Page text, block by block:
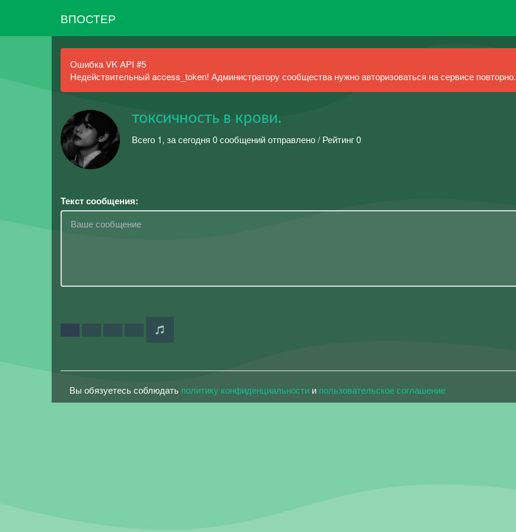
ВПОСТЕР
Ошибка VK API #5
Недействительный access_token! Администратору сообщества нужно авторизоваться на сервисе повторно.
токсичность в крови.
Всего 1, за сегодня 0 сообщений отправлено / Рейтинг 0
Текст сообщения:
Вы обязуетесь соблюдать политику конфиденциальности и пользовательское соглашение